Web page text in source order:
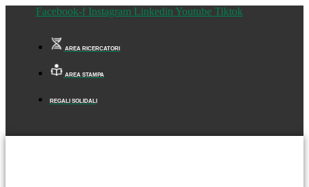
Facebook-f Instagram Linkedin Youtube Tiktok
AREA RICERCATORI
AREA STAMPA
REGALI SOLIDALI